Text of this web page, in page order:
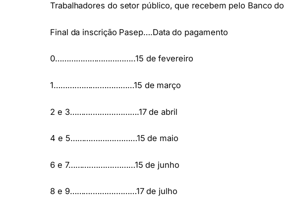
Trabalhadores do setor público, que recebem pelo Banco
Final da inscrição Pasep….Data do pagamento
0……………………………..15 de fevereiro
1……….……….……………15 de março
2 e 3……….……….……….17 de abril
4 e 5……….……….………15 de maio
6 e 7……….……….………15 de junho
8 e 9……….……….………17 de julho